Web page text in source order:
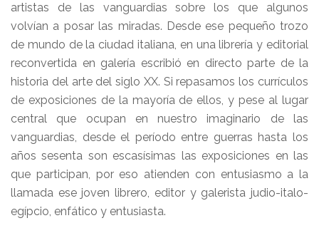
artistas de las vanguardias sobre los que algunos
volvían a posar las miradas. Desde ese pequeño trozo
de mundo de la ciudad italiana, en una librería y editorial
reconvertida en galería escribió en directo parte de la
historia del arte del siglo XX. Si repasamos los currículos
de exposiciones de la mayoría de ellos, y pese al lugar
central que ocupan en nuestro imaginario de las
vanguardias, desde el período entre guerras hasta los
años sesenta son escasísimas las exposiciones en las
que participan, por eso atienden con entusiasmo a la
llamada ese joven librero, editor y galerista judio-italo-
egípcio, enfático y entusiasta.